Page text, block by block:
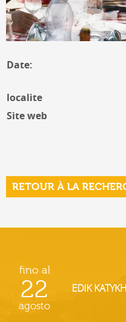
Date:
localite
Site web
RETOUR À LA
fino al
22
agosto
EDIK